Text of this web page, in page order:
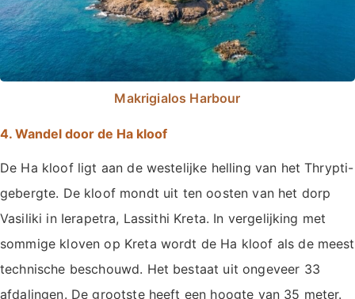
Makrigialos Harbour
4. Wandel door de Ha kloof
De Ha kloof ligt aan de westelijke helling van het Thrypti-
gebergte. De kloof mondt uit ten oosten van het dorp
Vasiliki in Ierapetra, Lassithi Kreta. In vergelijking met
sommige kloven op Kreta wordt de Ha kloof als de meest
technische beschouwd. Het bestaat uit ongeveer 33
afdalingen. De grootste heeft een hoogte van 35 meter.